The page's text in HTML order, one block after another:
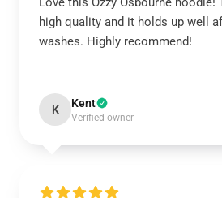
high quality and it holds up well
washes. Highly recommend!
K Kent
Verified owner